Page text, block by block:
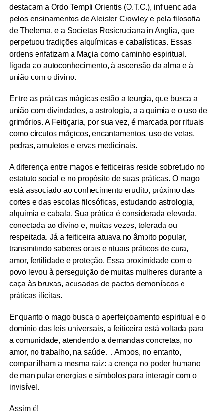
destacam a Ordo Templi Orientis (O.T.O.), influenciada
pelos ensinamentos de Aleister Crowley e pela filosofia
de Thelema, e a Societas Rosicruciana in Anglia, que
perpetuou tradições alquímicas e cabalísticas. Essas
ordens enfatizam a Magia como caminho espiritual,
ligada ao autoconhecimento, à ascensão da alma e à
união com o divino.
Entre as práticas mágicas estão a teurgia, que busca a
união com divindades, a astrologia, a alquimia e o uso de
grimórios. A Feitiçaria, por sua vez, é marcada por rituais
como círculos mágicos, encantamentos, uso de velas,
pedras, amuletos e ervas medicinais.
A diferença entre magos e feiticeiras reside sobretudo no
estatuto social e no propósito de suas práticas. O mago
está associado ao conhecimento erudito, próximo das
cortes e das escolas filosóficas, estudando astrologia,
alquimia e cabala. Sua prática é considerada elevada,
conectada ao divino e, muitas vezes, tolerada ou
respeitada. Já a feiticeira atuava no âmbito popular,
transmitindo saberes orais e rituais práticos de cura,
amor, fertilidade e proteção. Essa proximidade com o
povo levou à perseguição de muitas mulheres durante a
caça às bruxas, acusadas de pactos demoníacos e
práticas ilícitas.
Enquanto o mago busca o aperfeiçoamento espiritual e o
domínio das leis universais, a feiticeira está voltada para
a comunidade, atendendo a demandas concretas, no
amor, no trabalho, na saúde… Ambos, no entanto,
compartilham a mesma raiz: a crença no poder humano
de manipular energias e símbolos para interagir com o
invisível.
Assim é!